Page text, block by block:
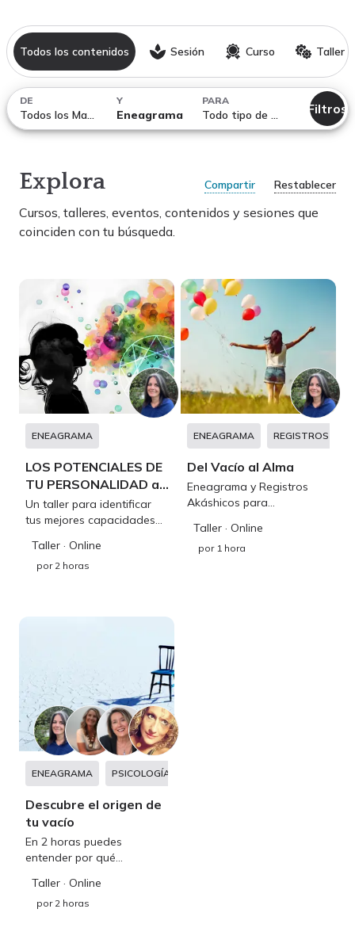
Todos los contenidos Sesión Curso Taller
DE
Todos los Maestros
Y
Eneagrama
PARA
Todo tipo de temáticasFiltros
Explora Compartir Restablecer
Cursos, talleres, eventos, contenidos y sesiones que
coinciden con tu búsqueda.
ENEAGRAMA
LOS POTENCIALES DE
TU PERSONALIDAD a
través del eneagrama
Un taller para identificar
tus mejores capacidades
eneagrama y conectado a
tu cotidianidad, para
Taller · Online
por 2 horas
ENEAGRAMA REGISTROS
Del Vacío al Alma
Eneagrama y Registros
Akáshicos para
consciencia
Taller · Online
por 1 hora
ENEAGRAMA PSICOLOGÍA HOLÍSTICA
Descubre el origen de
tu vacío
En 2 horas puedes
entender por qué
él.
Taller · Online
por 2 horas